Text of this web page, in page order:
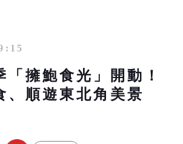
「擁鮑食光」開動！
、順遊東北角美景